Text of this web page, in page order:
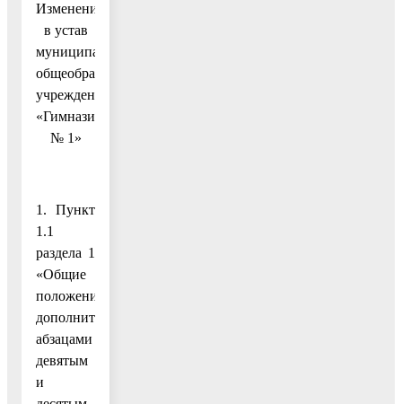
Изменения
в устав
муниципального
общеобразовательного
учреждения
«Гимназия
№ 1»
1. Пункт
1.1
раздела 1
«Общие
положения»
дополнить
абзацами
девятым
и